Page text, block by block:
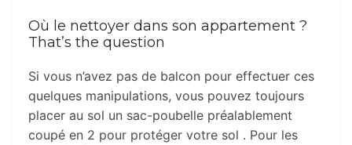
Où le nettoyer dans son appartement ?
That’s the question
Si vous n’avez pas de balcon pour effectuer ces
quelques manipulations, vous pouvez toujours
placer au sol un sac-poubelle préalablement
coupé en 2 pour protéger votre sol . Pour les